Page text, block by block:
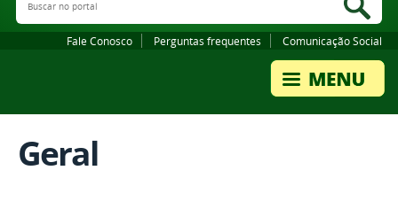
Fale Conosco Perguntas frequentes Comunicação Social
Geral